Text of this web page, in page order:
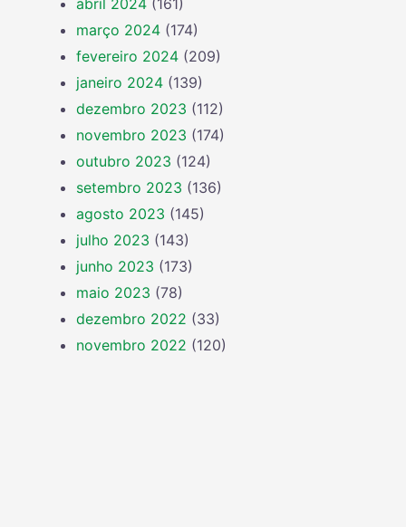
abril 2024 (161)
março 2024 (174)
fevereiro 2024 (209)
janeiro 2024 (139)
dezembro 2023 (112)
novembro 2023 (174)
outubro 2023 (124)
setembro 2023 (136)
agosto 2023 (145)
julho 2023 (143)
junho 2023 (173)
maio 2023 (78)
dezembro 2022 (33)
novembro 2022 (120)